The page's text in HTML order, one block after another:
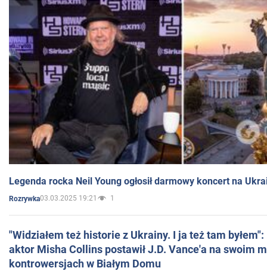
Legenda rocka Neil Young ogłosił darmowy koncert na
Rozrywka03.03.2025 19:21 1
"Widziałem też historie z Ukrainy. I ja też tam
aktor Misha Collins postawił J.D. Vance'a na swoim
kontrowersjach w Białym Domu